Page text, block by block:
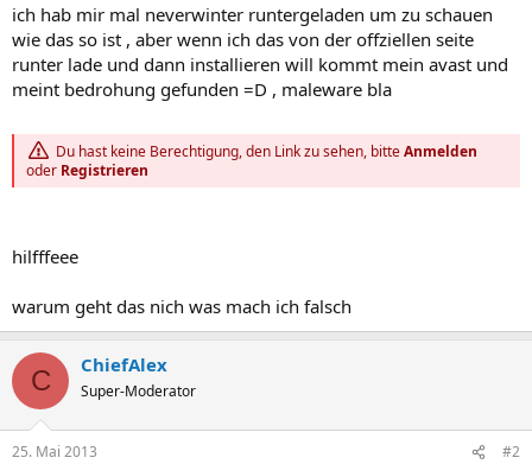
ich hab mir mal neverwinter runtergeladen um zu schauen
wie das so ist , aber wenn ich das von der offziellen seite
runter lade und dann installieren will kommt mein avast und
meint bedrohung gefunden =D , maleware bla
Du hast keine Berechtigung, den Link zu sehen, bitteAnmelden
oder Registrieren
hilfffeee
warum geht das nich was mach ich falsch
C ChiefAlex
Super-Moderator
25. Mai 2013 #2